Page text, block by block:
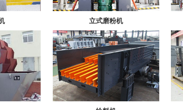
立式磨粉机